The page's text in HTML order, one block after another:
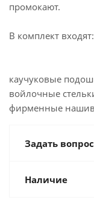
промокают.
В комплект входят:
каучуковые
войлочные
фирменные
Задать вопрос
Наличие